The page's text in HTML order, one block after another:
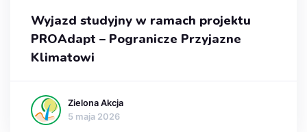
Wyjazd studyjny w ramach projektu
PROAdapt – Pogranicze Przyjazne
Klimatowi
Zielona Akcja
5 maja 2026